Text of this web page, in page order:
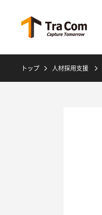
トップ 人材採用支援